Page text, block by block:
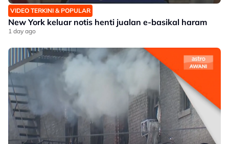
VIDEO TERKINI & POPULAR
New York keluar notis henti jualan e-basikal haram
1 day ago